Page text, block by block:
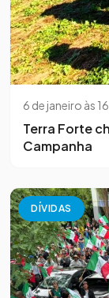
6 de janeiro às
Terra Forte
Campanha
DÍVIDAS